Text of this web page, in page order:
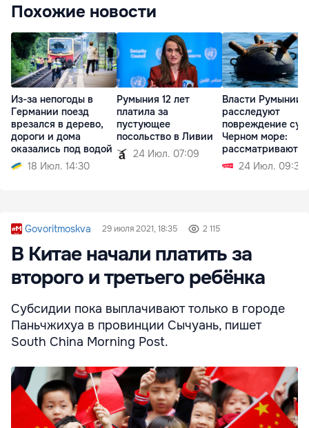
Похожие новости
Из-за непогоды в
Германии поезд
врезался в дерево,
дороги и дома
оказались под водой
18 Июл. 14:30
Румыния 12 лет
платила за
пустующее
посольство в Ливии
24 Июл. 07:09
Власти Румынии
расследуют
повреждение
Черном море:
рассматриваются
две версии
24 Июл. 09:32
Govoritmoskva 29 июля 2021, 18:35 2 115
В Китае начали платить за
второго и третьего ребёнка
Субсидии пока выплачивают только в городе
Паньчжихуа в провинции Сычуань, пишет
South China Morning Post.